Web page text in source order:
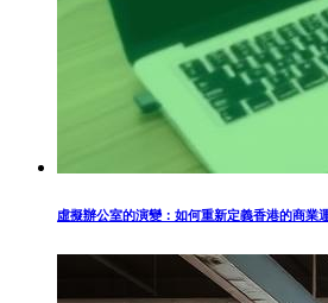
虛擬辦公室的演變：如何重新定義香港的商業